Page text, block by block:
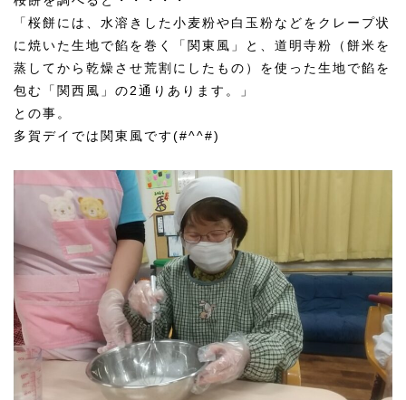
「桜餅には、水溶きした小麦粉や白玉粉などをクレープ状
に焼いた生地で餡を巻く「関東風」と、道明寺粉（餅米を
蒸してから乾燥させ荒割にしたもの）を使った生地で餡を
包む「関西風」の2通りあります。」
との事。
多賀デイでは関東風です(#^^#)